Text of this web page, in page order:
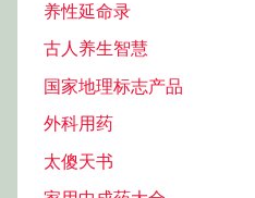
养性延命录
古人养生智慧
国家地理标志产品
外科用药
太傻天书